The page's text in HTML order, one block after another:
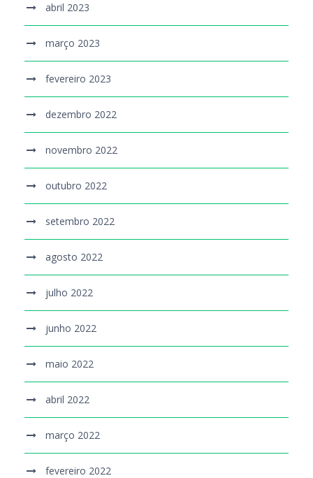
abril 2023
março 2023
fevereiro 2023
dezembro 2022
novembro 2022
outubro 2022
setembro 2022
agosto 2022
julho 2022
junho 2022
maio 2022
abril 2022
março 2022
fevereiro 2022